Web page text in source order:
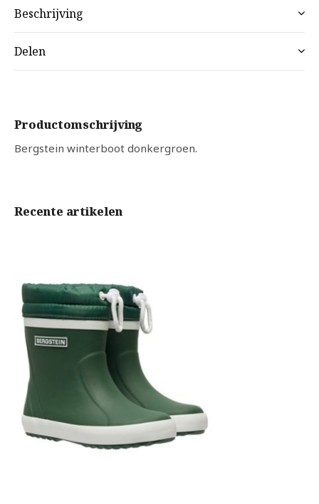
Beschrijving
Delen
Productomschrijving
Bergstein winterboot donkergroen.
Recente artikelen